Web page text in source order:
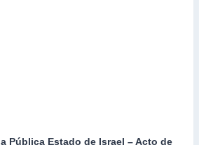
Pública Estado de Israel – Acto de